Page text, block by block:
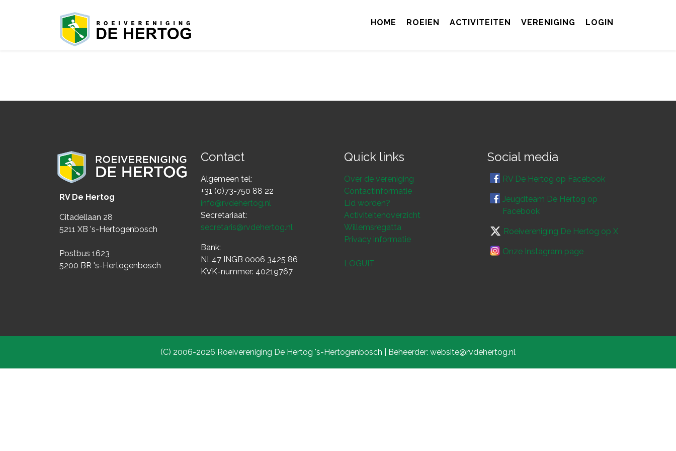
HOME ROEIEN ACTIVITEITEN VERENIGING LOGIN
RV De Hertog
Citadellaan 28
5211 XB 's-Hertogenbosch
Postbus 1623
5200 BR 's-Hertogenbosch
Contact
Algemeen tel:
+31 (0)73-750 88 22
info@rvdehertog.nl
Secretariaat:
secretaris@rvdehertog.nl
Bank:
NL47 INGB 0006 3425 86
KVK-nummer: 40219767
Quick links
Over de vereniging
Contactinformatie
Lid worden?
Activiteitenoverzicht
Willemsregatta
Privacy informatie
LOGUIT
Social media
RV De Hertog op Facebook
Jeugdteam De Hertog op
Facebook
Roeivereniging De Hertog op X
Onze Instagram page
(C) 2006-2026 Roeivereniging De Hertog 's-Hertogenbosch | Beheerder: website@rvdehertog.nl